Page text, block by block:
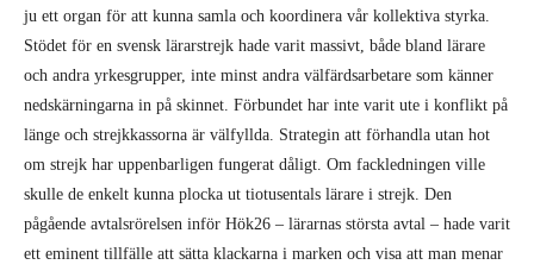
ju ett organ för att kunna samla och koordinera vår kollektiva styrka.
Stödet för en svensk lärarstrejk hade varit massivt, både bland lärare
och andra yrkesgrupper, inte minst andra välfärdsarbetare som känner
nedskärningarna in på skinnet. Förbundet har inte varit ute i konflikt på
länge och strejkkassorna är välfyllda. Strategin att förhandla utan hot
om strejk har uppenbarligen fungerat dåligt. Om fackledningen ville
skulle de enkelt kunna plocka ut tiotusentals lärare i strejk. Den
pågående avtalsrörelsen inför Hök26 – lärarnas största avtal – hade varit
ett eminent tillfälle att sätta klackarna i marken och visa att man menar